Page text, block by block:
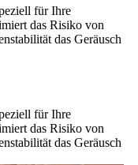
für Ihre
das Risiko von
das Geräusch
für Ihre
das Risiko von
das Geräusch